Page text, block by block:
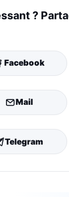
?
Facebook
Mail
Telegram